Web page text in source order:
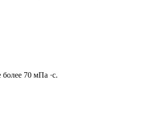
70 мПа ·с.